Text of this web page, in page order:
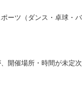
（ダンス・卓球・バド
催場所・時間が未定次